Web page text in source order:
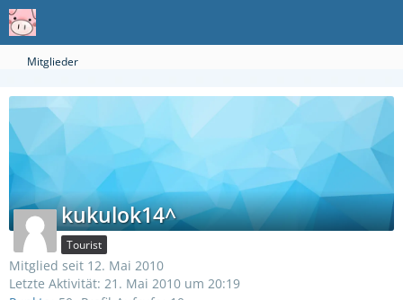
Mitglieder
kukulok14^
Tourist
Mitglied seit 12. Mai 2010
Letzte Aktivität: 21. Mai 2010 um 20:19